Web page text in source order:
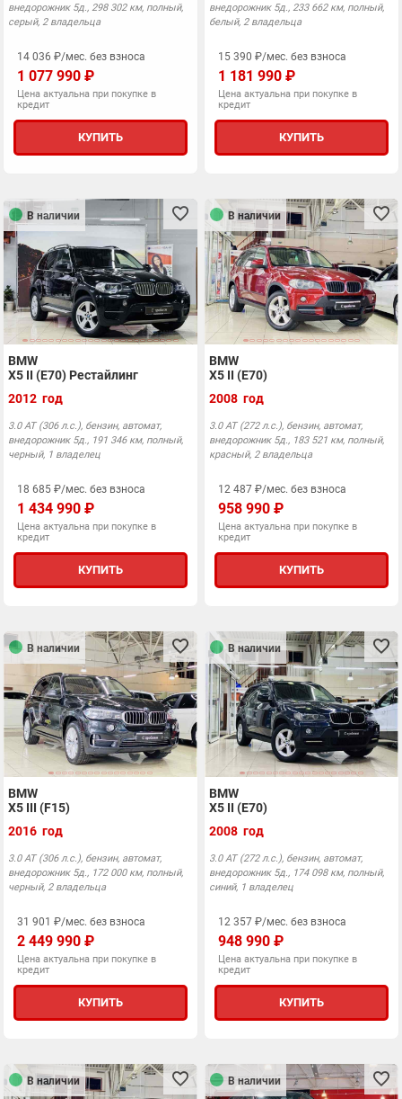
внедорожник 5д., 298 302 км, полный,
серый, 2 владельца
14 036 ₽/мес. без взноса
1 077 990 ₽
Цена актуальна при покупке в
кредит
КУПИТЬ
внедорожник 5д., 233 662 км, полный,
белый, 2 владельца
15 390 ₽/мес. без взноса
1 181 990 ₽
Цена актуальна при покупке в
кредит
КУПИТЬ
В наличии
BMW
X5 II (E70) Рестайлинг
2012 год
3.0 АТ (306 л.с.), бензин, автомат,
внедорожник 5д., 191 346 км, полный,
черный, 1 владелец
18 685 ₽/мес. без взноса
1 434 990 ₽
Цена актуальна при покупке в
кредит
КУПИТЬ
В наличии
BMW
X5 II (E70)
2008 год
3.0 АТ (272 л.с.), бензин, автомат,
внедорожник 5д., 183 521 км, полный,
красный, 2 владельца
12 487 ₽/мес. без взноса
958 990 ₽
Цена актуальна при покупке в
кредит
КУПИТЬ
В наличии
BMW
X5 III (F15)
2016 год
3.0 АТ (306 л.с.), бензин, автомат,
внедорожник 5д., 172 000 км, полный,
черный, 2 владельца
31 901 ₽/мес. без взноса
2 449 990 ₽
Цена актуальна при покупке в
кредит
КУПИТЬ
В наличии
BMW
X5 II (E70)
2008 год
3.0 АТ (272 л.с.), бензин, автомат,
внедорожник 5д., 174 098 км, полный,
синий, 1 владелец
12 357 ₽/мес. без взноса
948 990 ₽
Цена актуальна при покупке в
кредит
КУПИТЬ
В наличии В наличии